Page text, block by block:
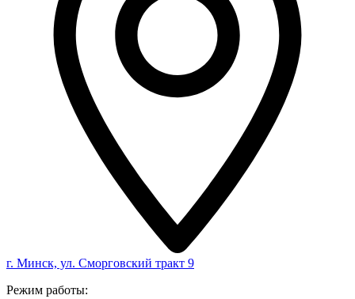
г. Минск, ул. Сморговский тракт 9
Режим работы: